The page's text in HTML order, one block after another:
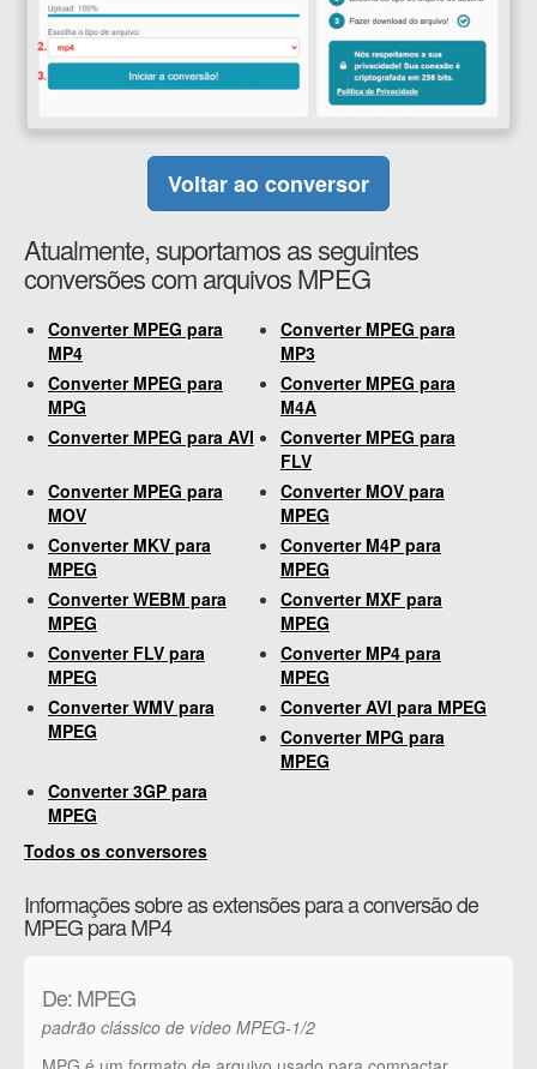
Voltar ao conversor
Atualmente, suportamos as seguintes
conversões com arquivos MPEG
Converter MPEG para
MP4
Converter MPEG para
MP3
Converter MPEG para
MPG
Converter MPEG para
M4A
Converter MPEG para AVI
Converter MPEG para
FLV
Converter MPEG para
MOV
Converter MOV para
MPEG
Converter MKV para
MPEG
Converter M4P para
MPEG
Converter WEBM para
MPEG
Converter MXF para
MPEG
Converter FLV para
MPEG
Converter MP4 para
MPEG
Converter WMV para
MPEG
Converter AVI para MPEG
Converter MPG para
MPEG
Converter 3GP para
MPEG
Todos os conversores
Informações sobre as extensões para a conversão de
MPEG para MP4
De: MPEG
padrão clássico de vídeo MPEG-1/2